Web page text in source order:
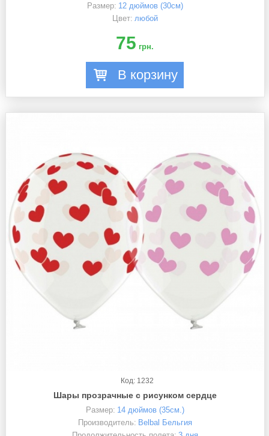
Размер: 12 дюймов (30см)
Цвет: любой
75 грн.
В корзину
Код: 1232
Шары прозрачные с рисунком сердце
Размер: 14 дюймов (35см.)
Производитель: Belbal Бельгия